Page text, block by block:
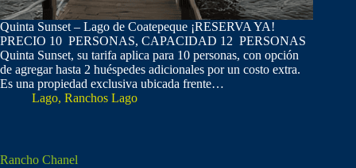
Quinta Sunset – Lago de Coatepeque ¡RESERVA YA!
PRECIO 10 PERSONAS, CAPACIDAD 12 PERSONAS
Quinta Sunset, su tarifa aplica para 10 personas, con opción
de agregar hasta 2 huéspedes adicionales por un costo extra.
Es una propiedad exclusiva ubicada frente…
Lago, Ranchos Lago
Rancho Chanel